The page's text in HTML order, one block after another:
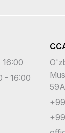
16:00
- 16:00